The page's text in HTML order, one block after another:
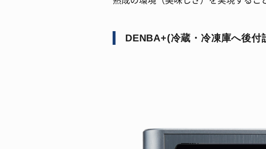
DENBA+(冷蔵・冷凍庫へ後付